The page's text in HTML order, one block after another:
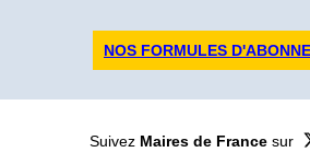
NOS FORMULES
Suivez Maires de Francesur